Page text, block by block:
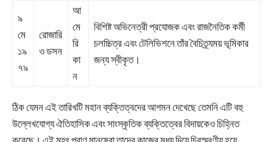
৯
মে
১৯
৭৯
রোজারি
ও ডসন
আ
মে
রি
কা
ন
বিশিষ্ট অভিনেত্রী প্রযোজক এবং রাজনৈতিক কর্মী
চলচ্চিত্র এবং টেলিভিশনে তাঁর বৈচিত্র্যময় ভূমিকার
জন্য স্বীকৃত।
ঠিক যেমন এই তারিখটি মহান ব্যক্তিত্বদের আগমন দেখেছে তেমনি এটি বহু
উল্লেখযোগ্য ঐতিহাসিক এবং সাংস্কৃতিক ব্যক্তিত্বের বিদায়কেও চিহ্নিত